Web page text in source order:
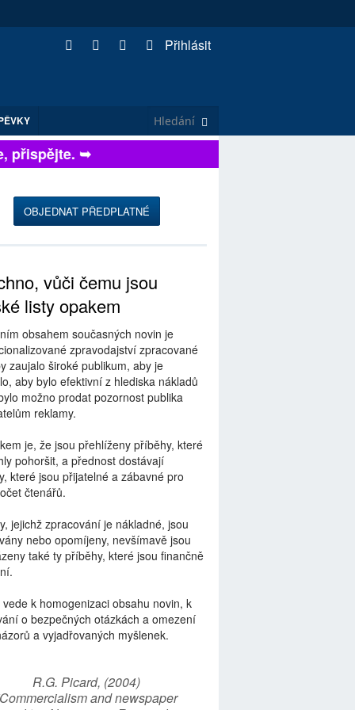
Přihlásit
➥
OBJEDNAT PŘEDPLATNÉ
vůči čemu jsou
listy opakem
obsahem současných novin je
zpravodajství zpracované
zaujalo široké publikum, aby je
aby bylo efektivní z hlediska nákladů
možno prodat pozornost publika
reklamy.
je, že jsou přehlíženy příběhy, které
pohoršit, a přednost dostávají
které jsou přijatelné a zábavné pro
čtenářů.
jejichž zpracování je nákladné, jsou
nebo opomíjeny, nevšímavě jsou
také ty příběhy, které jsou finančně
vede k homogenizaci obsahu novin, k
o bezpečných otázkách a omezení
a vyjadřovaných myšlenek.
R.G. Picard, (2004)
and newspaper